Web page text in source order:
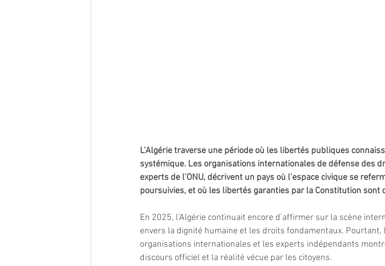
L’Algérie traverse une période où les libertés publiques
systémique. Les organisations internationales de défense des
experts de l’ONU, décrivent un pays où l’espace civique se
poursuivies, et où les libertés garanties par la Constitution sont
En 2025, l’Algérie continuait encore d’affirmer sur la scène
envers la dignité humaine et les droits fondamentaux.
organisations internationales et les experts indépendants
discours officiel et la réalité vécue par les citoyens.